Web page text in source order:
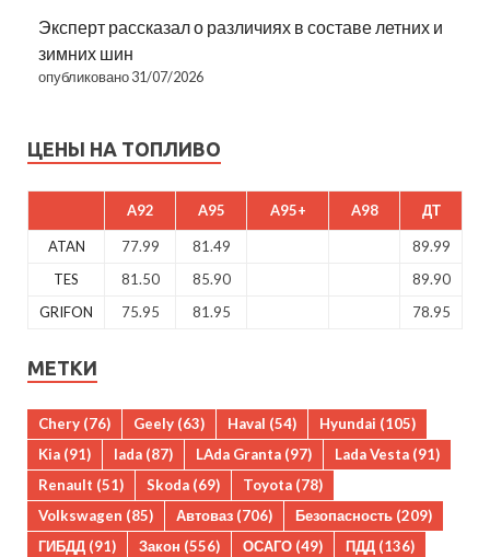
Эксперт рассказал о различиях в составе летних и
зимних шин
опубликовано 31/07/2026
ЦЕНЫ НА ТОПЛИВО
A92 A95 A95+ A98 ДТ
ATAN 77.99 81.49
89.99
TES
81.50 85.90
89.90
GRIFON
75.95 81.95 78.95
МЕТКИ
Chery (76) Geely (63) Haval (54) Hyundai (105)
Kia (91) lada (87) LAda Granta (97) Lada Vesta (91)
Renault (51) Skoda (69) Toyota (78)
Volkswagen (85) Автоваз (706) Безопасность (209)
ГИБДД (91) Закон (556) ОСАГО (49) ПДД (136)